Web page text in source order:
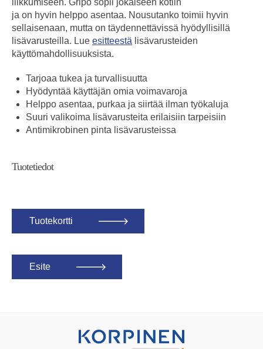
liikkumiseen. Gripo sopii jokaiseen kotiin
ja on hyvin helppo asentaa. Nousutanko toimii hyvin
sellaisenaan, mutta on täydennettävissä hyödyllisillä
lisävarusteilla. Lue esitteestä lisävarusteiden
käyttömahdollisuuksista.
Tarjoaa tukea ja turvallisuutta
Hyödyntää käyttäjän omia voimavaroja
Helppo asentaa, purkaa ja siirtää ilman työkaluja
Suuri valikoima lisävarusteita erilaisiin tarpeisiin
Antimikrobinen pinta lisävarusteissa
Tuotetiedot
Tuotekortti
Esite